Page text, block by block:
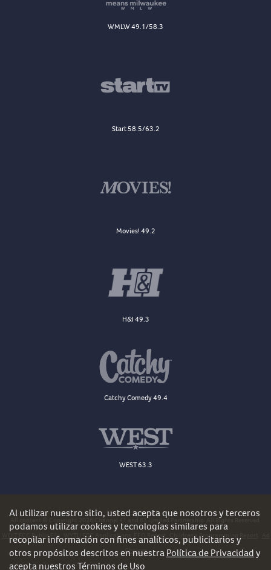
WMLW 49.1/58.3
Start 58.5/63.2
Movies! 49.2
H&I 49.3
Catchy Comedy 49.4
WEST 63.3
All content © Copyright 2026 Channel 41 and 63 Limited Partnership. All Rights Reserved.
WDJT FCC Public File
WYTU FCC Applications EEO Report Children's Programming Report
Choices
Al utilizar nuestro sitio, usted acepta que nosotros y terceros
podamos utilizar cookies y tecnologías similares para
recopilar información con fines analíticos, publicitarios y
otros propósitos descritos en nuestraPolítica de Privacidady
acepta nuestrosTérminos de Uso